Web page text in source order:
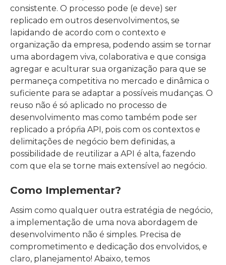
consistente. O processo pode (e deve) ser
replicado em outros desenvolvimentos, se
lapidando de acordo com o contexto e
organização da empresa, podendo assim se tornar
uma abordagem viva, colaborativa e que consiga
agregar e aculturar sua organização para que se
permaneça competitiva no mercado e dinâmica o
suficiente para se adaptar a possíveis mudanças. O
reuso não é só aplicado no processo de
desenvolvimento mas como também pode ser
replicado a própŕia API, pois com os contextos e
delimitações de negócio bem definidas, a
possibilidade de reutilizar a API é alta, fazendo
com que ela se torne mais extensível ao negócio.
Como Implementar?
Assim como qualquer outra estratégia de negócio,
a implementação de uma nova abordagem de
desenvolvimento não é simples. Precisa de
comprometimento e dedicação dos envolvidos, e
claro, planejamento! Abaixo, temos